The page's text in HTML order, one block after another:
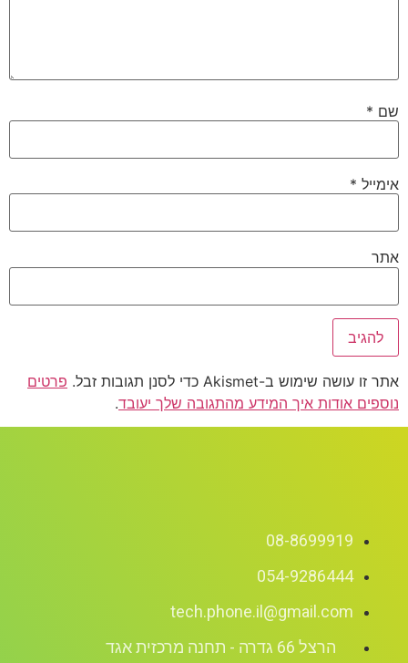
שם *
אימייל *
אתר
אתר זו עושה שימוש ב-Akismet כדי לסנן תגובות זבל.
פרטים
נוספים אודות איך המידע מהתגובה שלך יעובד.
08-8699919
054-9286444
tech.phone.il@gmail.com
הרצל 66 גדרה - תחנה מרכזית אגד